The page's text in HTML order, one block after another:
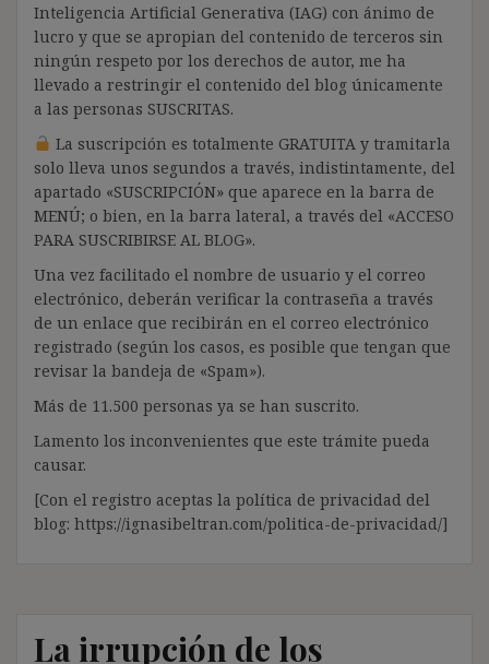
Inteligencia Artificial Generativa (IAG) con ánimo de
lucro y que se apropian del contenido de terceros sin
ningún respeto por los derechos de autor, me ha
llevado a restringir el contenido del blog únicamente
a las personas SUSCRITAS.
La suscripción es totalmente GRATUITA y tramitarla
solo lleva unos segundos a través, indistintamente, del
apartado «SUSCRIPCIÓN» que aparece en la barra de
MENÚ; o bien, en la barra lateral, a través del «ACCESO
PARA SUSCRIBIRSE AL BLOG».
Una vez facilitado el nombre de usuario y el correo
electrónico, deberán verificar la contraseña a través
de un enlace que recibirán en el correo electrónico
registrado (según los casos, es posible que tengan que
revisar la bandeja de «Spam»).
Más de 11.500 personas ya se han suscrito.
Lamento los inconvenientes que este trámite pueda
causar.
[Con el registro aceptas la política de privacidad del
blog: https://ignasibeltran.com/politica-de-privacidad/]
La irrupción de los